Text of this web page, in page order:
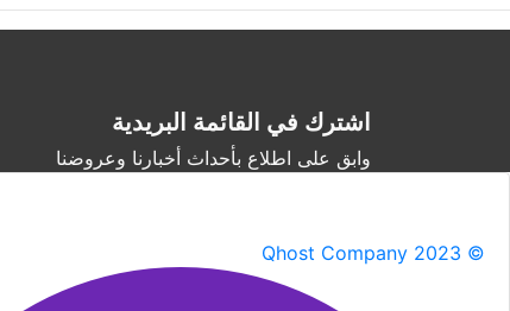
اشترك في القائمة البريدية
وابق على اطلاع بأحداث أخبارنا وعروضنا
Qhost Company 2023 ©